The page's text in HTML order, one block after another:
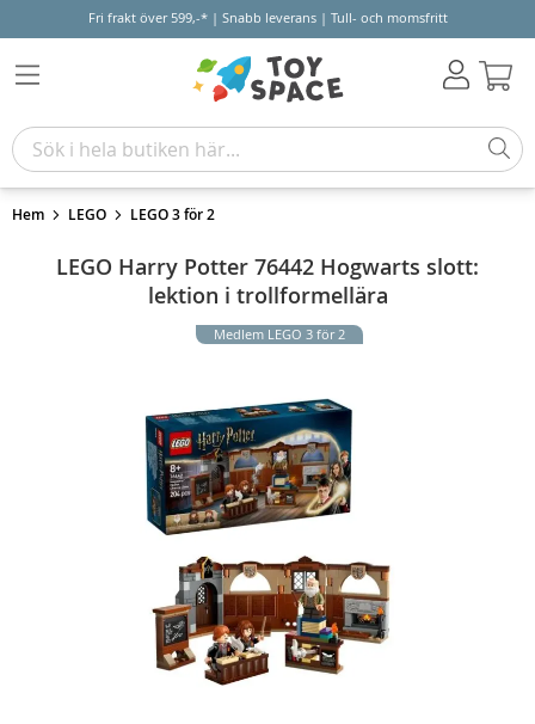
Fri frakt över 599,-* | Snabb leverans | Tull- och momsfritt
Hem LEGO LEGO 3 för 2
LEGO Harry Potter 76442 Hogwarts slott:
lektion i trollformellära
Medlem LEGO 3 för 2